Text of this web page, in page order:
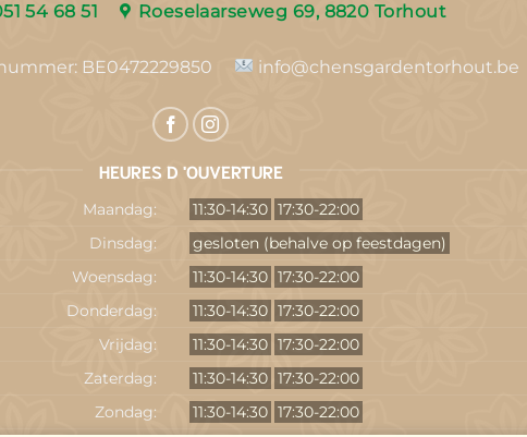
54 68 51 Roeselaarseweg 69, 8820 Torhout
BE0472229850 info@chensgardentorhout.be
HEURES D 'OUVERTURE
Maandag: 11:30-14:30 17:30-22:00
Dinsdag:
gesloten (behalve op feestdagen)
Woensdag:
11:30-14:30 17:30-22:00
Donderdag:
11:30-14:30 17:30-22:00
Vrijdag:
11:30-14:30 17:30-22:00
Zaterdag:
11:30-14:30 17:30-22:00
Zondag:
11:30-14:30 17:30-22:00